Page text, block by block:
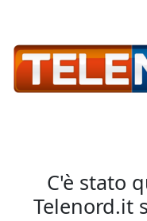
C'è stato
Telenord.it